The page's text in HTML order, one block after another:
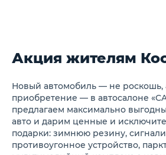
Передние трехточечные
ремни безопасности с
Сигнализация о
непристегнутом ремне
безопасности
Антиблокировочная система
тормозов (ABS)
Система распределения
тормозных усилий (EBD)
Акция жителям
Новый автомобиль — не роскошь,
приобретение — в автосалоне
предлагаем максимально
авто и дарим ценные и
подарки: зимнюю резину,
противоугонное устройство,